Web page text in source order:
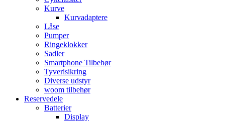
Kurve
Kurvadaptere
Låse
Pumper
Ringeklokker
Sadler
Smartphone Tilbehør
Tyverisikring
Diverse udstyr
woom tilbehør
Reservedele
Batterier
Display